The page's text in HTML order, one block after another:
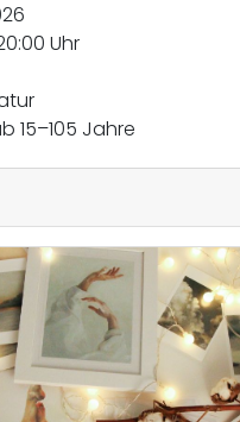
Uhr
15–105 Jahre